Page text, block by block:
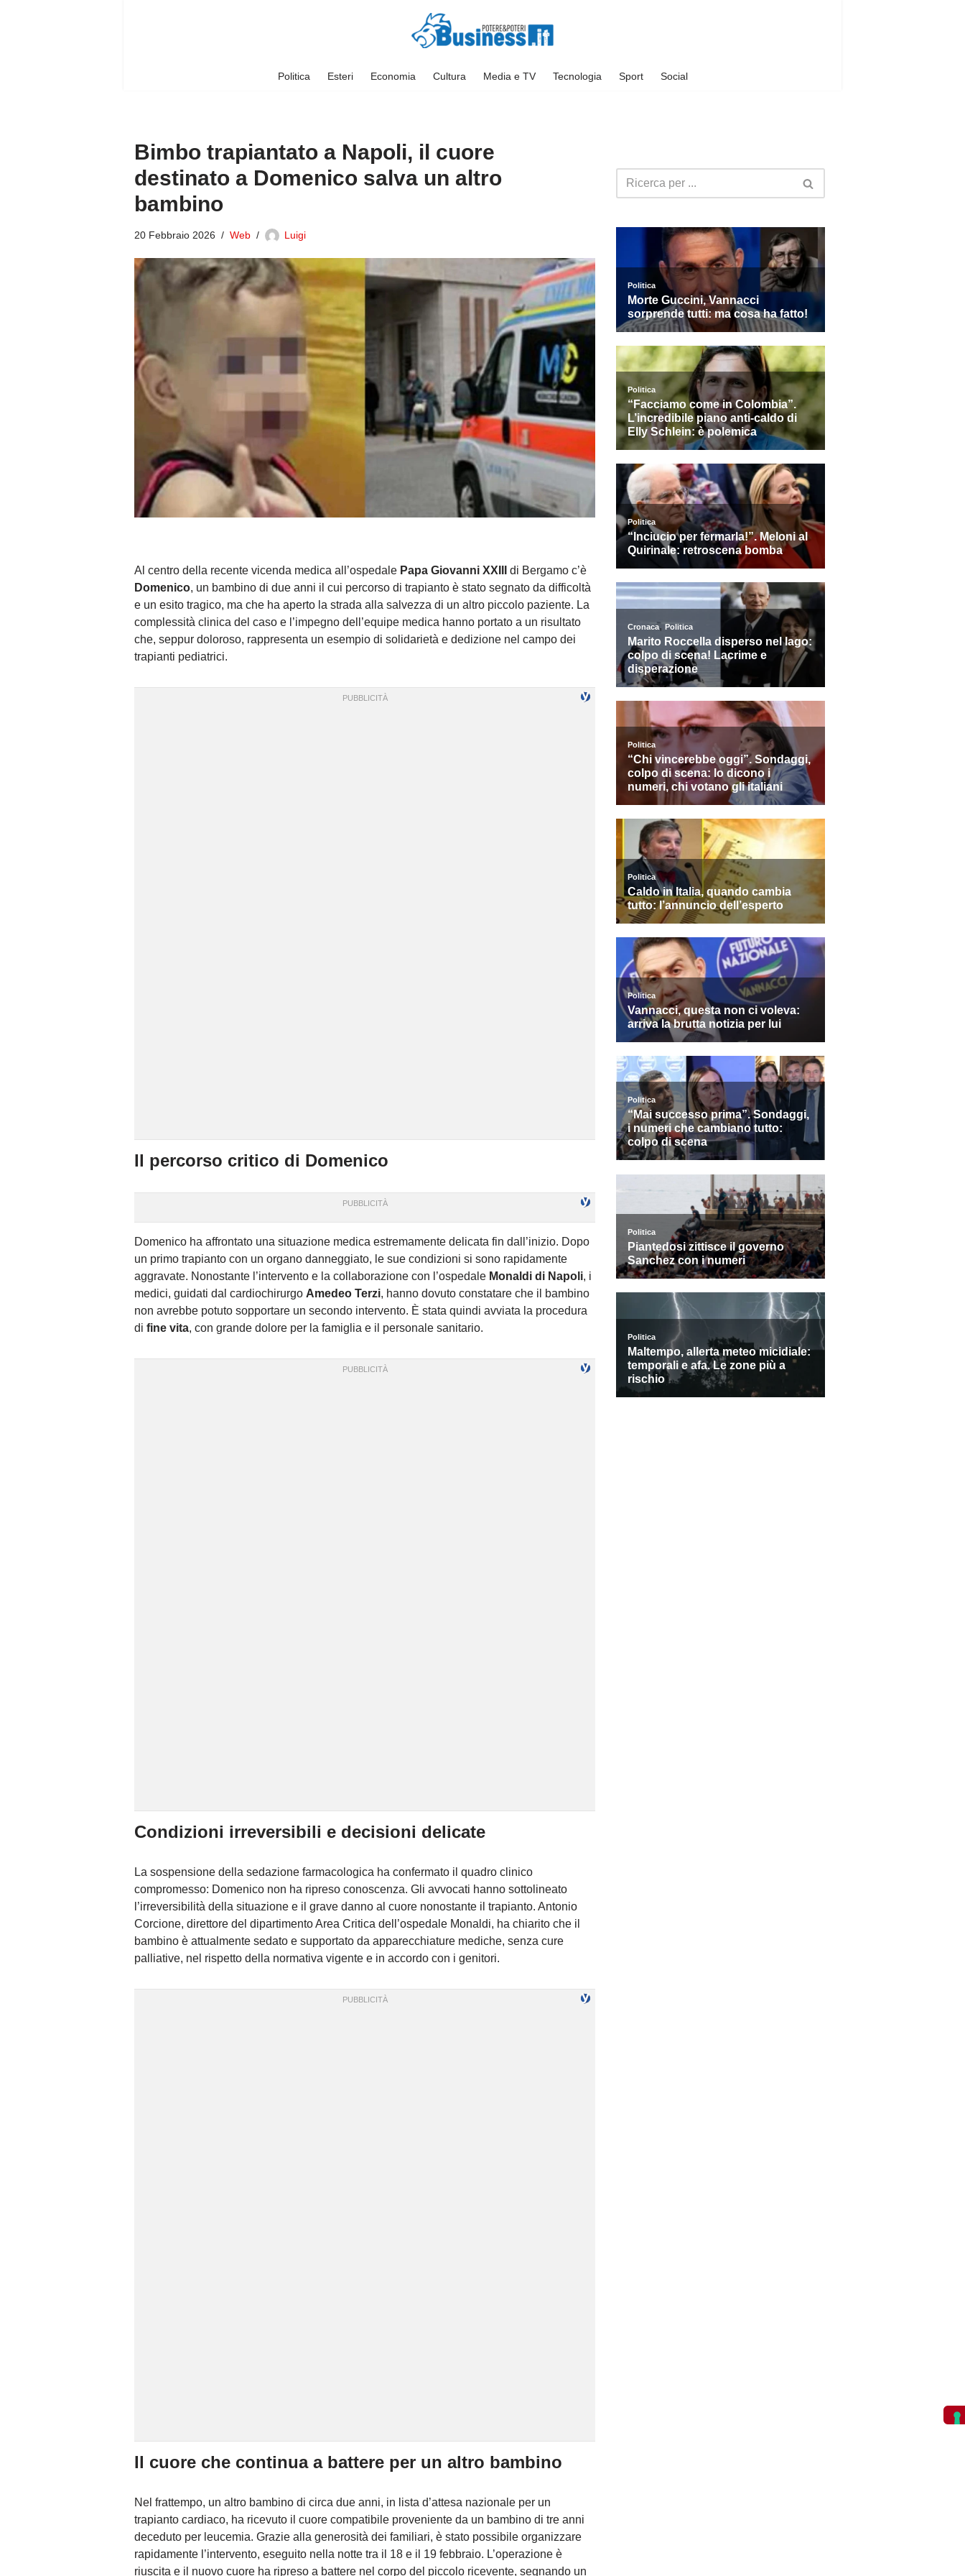
Politica Esteri Economia Cultura Media e TV Tecnologia Sport Social
Bimbo trapiantato a Napoli, il cuore
destinato a Domenico salva un altro
bambino
20 Febbraio 2026 Web Luigi
Al centro della recente vicenda medica all’ospedale Papa Giovanni XXIII
di Bergamo c’è
Domenico, un bambino di due anni il cui percorso di trapianto è stato segnato da difficoltà
e un esito tragico, ma che ha aperto la strada alla salvezza di un altro piccolo paziente. La
complessità clinica del caso e l’impegno dell’equipe medica hanno portato a un risultato
che, seppur doloroso, rappresenta un esempio di solidarietà e dedizione nel campo dei
trapianti pediatrici.
Il percorso critico di Domenico
Domenico ha affrontato una situazione medica estremamente delicata fin dall’inizio. Dopo
un primo trapianto con un organo danneggiato, le sue condizioni si sono rapidamente
aggravate. Nonostante l’intervento e la collaborazione con l’ospedale Monaldi di Napoli, i
medici, guidati dal cardiochirurgo Amedeo Terzi, hanno dovuto constatare che il bambino
non avrebbe potuto sopportare un secondo intervento. È stata quindi avviata la procedura
di fine vita, con grande dolore per la famiglia e il personale sanitario.
Condizioni irreversibili e decisioni delicate
La sospensione della sedazione farmacologica ha confermato il quadro clinico
compromesso: Domenico non ha ripreso conoscenza. Gli avvocati hanno sottolineato
l’irreversibilità della situazione e il grave danno al cuore nonostante il trapianto. Antonio
Corcione, direttore del dipartimento Area Critica dell’ospedale Monaldi, ha chiarito che il
bambino è attualmente sedato e supportato da apparecchiature mediche, senza cure
palliative, nel rispetto della normativa vigente e in accordo con i genitori.
Il cuore che continua a battere per un altro bambino
Nel frattempo, un altro bambino di circa due anni, in lista d’attesa nazionale per un
trapianto cardiaco, ha ricevuto il cuore compatibile proveniente da un bambino di tre anni
deceduto per leucemia. Grazie alla generosità dei familiari, è stato possibile organizzare
rapidamente l’intervento, eseguito nella notte tra il 18 e il 19 febbraio. L’operazione è
riuscita e il nuovo cuore ha ripreso a battere nel corpo del piccolo ricevente, segnando un